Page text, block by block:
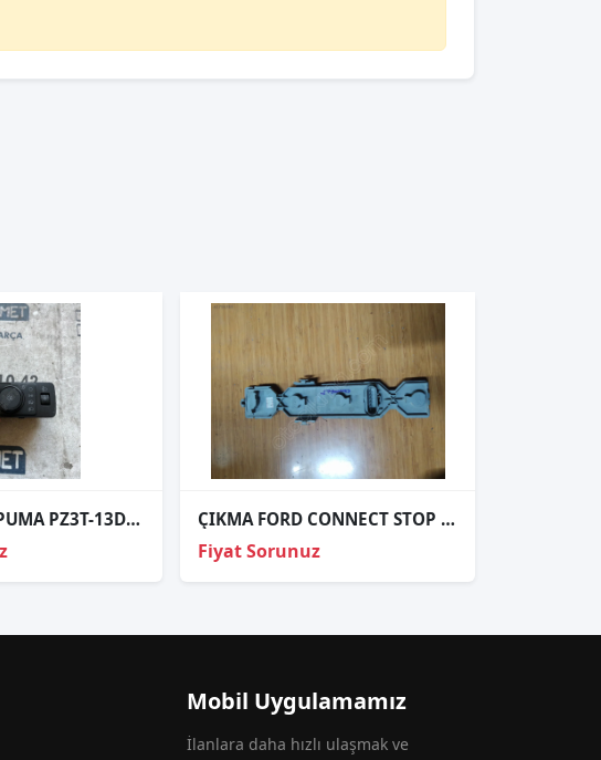
ÇIKMA FORD PUMA PZ3T-13D061-ABW PZ3T13D061ABW FAR ANAHTARI ÇIKMA FORD CONNECT STOP DUYU 9T16-13N412-A
Fiyat Sorunuz
Mobil Uygulamamız
İlanlara daha hızlı ulaşmak ve